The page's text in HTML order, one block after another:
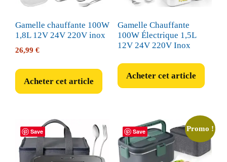
Gamelle chauffante 100W
1,8L 12V 24V 220V inox
26,99 €
Acheter cet article
Gamelle Chauffante
100W Électrique 1,5L
12V 24V 220V Inox
Acheter cet article
Save Save Promo !